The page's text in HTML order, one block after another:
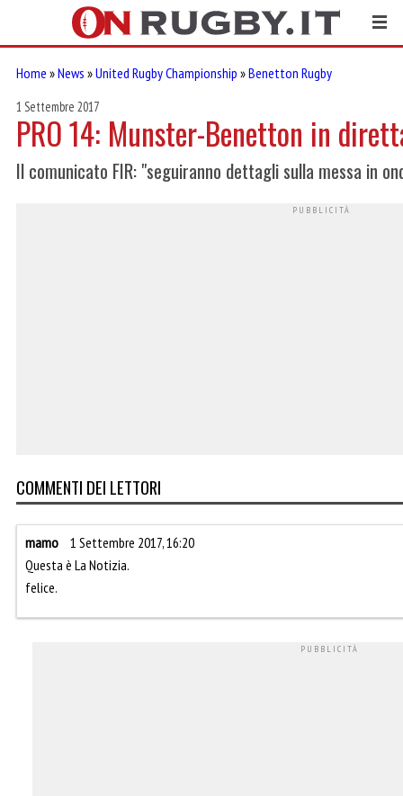
Home »News »United Rugby Championship »Benetton Rugby
1 Settembre 2017
PRO 14: Munster-Benetton in
Il comunicato FIR: "seguiranno dettagli sulla messa in
COMMENTI DEI LETTORI
mamo
1 Settembre 2017, 16:20
Questa è La Notizia.
felice.